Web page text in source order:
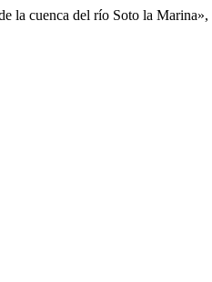
la cuenca del río Soto la Marina»,